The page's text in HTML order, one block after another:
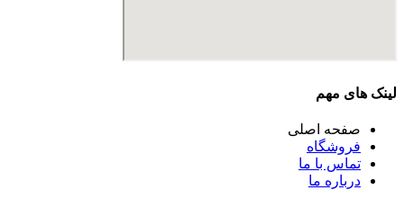
لینک های مهم
صفحه اصلی
فروشگاه
تماس با ما
درباره ما